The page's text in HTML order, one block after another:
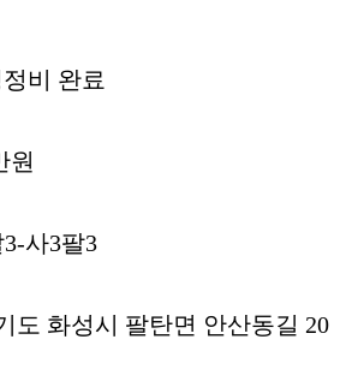
비 완료
원
사3팔3
도 화성시 팔탄면 안산동길 20